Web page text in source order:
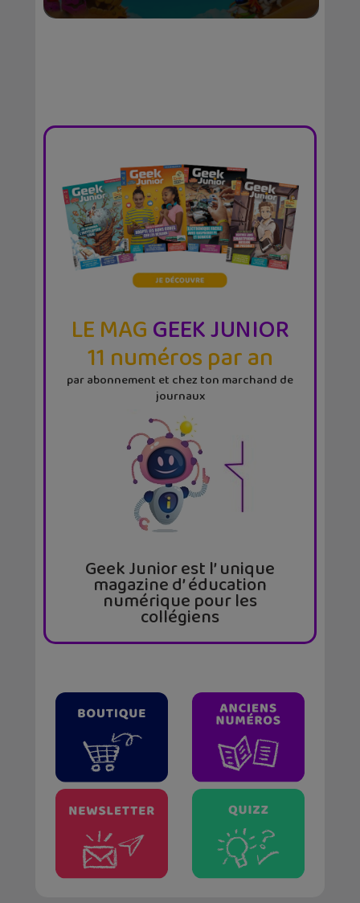
LE MAGGEEK JUNIOR
11 numéros par an
par abonnement et chez ton marchand de
journaux
Geek Junior est l’ unique
magazine d’ éducation
numérique pour les
collégiens